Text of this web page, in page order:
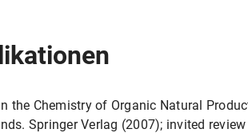
the Chemistry of Organic Natural
Springer Verlag (2007); invited review